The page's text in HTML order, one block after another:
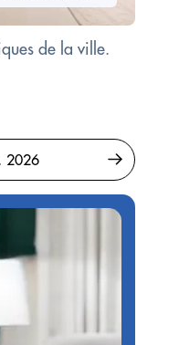
de la ville.